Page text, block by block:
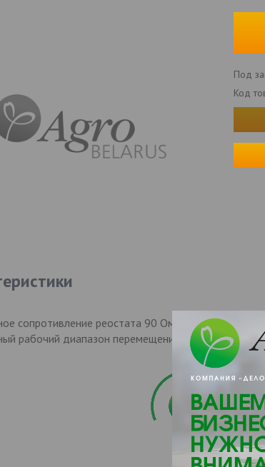
Под
Код
сопротивление реостата 90 Ом; Номинальное
рабочий диапазон перемещения поплавка, (Н1-